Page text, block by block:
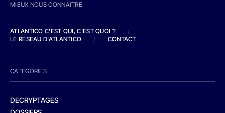
MIEUX NOUS CONNAITRE
ATLANTICO C'EST QUI, C'EST QUOI ?
/
LE RESEAU D'ATLANTICO
/ CONTACT
CATEGORIES
DECRYPTAGES